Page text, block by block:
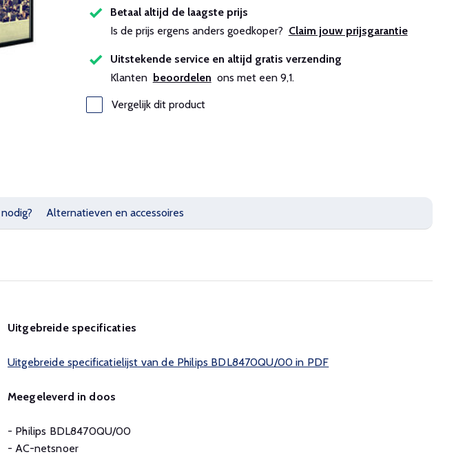
Betaal altijd de laagste prijs
Is de prijs ergens anders goedkoper? Claim jouw prijsgarantie
Uitstekende service en altijd gratis verzending
Klanten beoordelen ons met een 9,1.
Vergelijk dit product
Alternatieven en accessoires
Uitgebreide specificaties
Uitgebreide specificatielijst van de Philips BDL8470QU/00 in PDF
Meegeleverd in doos
- Philips BDL8470QU/00
- AC-netsnoer